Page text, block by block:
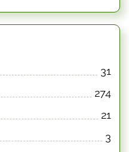
31
274
21
3